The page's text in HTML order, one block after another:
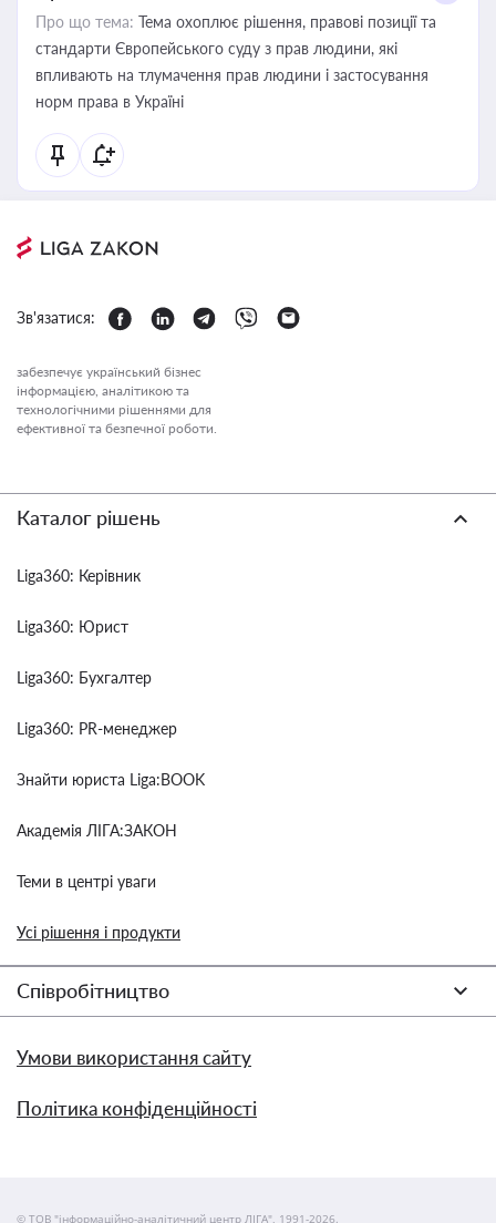
Про що тема: Тема охоплює рішення, правові позиції та
стандарти Європейського суду з прав людини, які
впливають на тлумачення прав людини і застосування
норм права в Україні
Зв'язатися:
забезпечує український бізнес
інформацією, аналітикою та
технологічними рішеннями для
ефективної та безпечної роботи.
Каталог рішень
Liga360: Керівник
Liga360: Юрист
Liga360: Бухгалтер
Liga360: PR-менеджер
Знайти юриста Liga:BOOK
Академія ЛІГА:ЗАКОН
Теми в центрі уваги
Усі рішення і продукти
Співробітництво
Умови використання сайту
Політика конфіденційності
© ТОВ "інформаційно-аналітичний центр ЛІГА", 1991-2026.